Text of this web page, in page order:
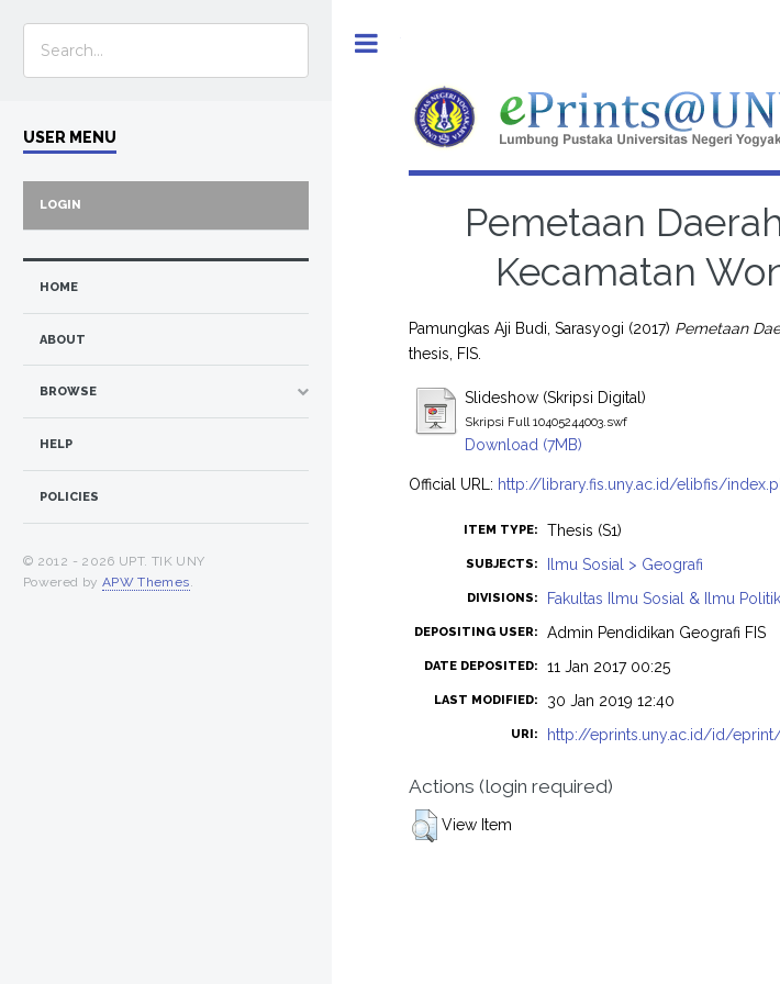
Pemetaan
Kecamatan
Pamungkas Aji Budi, Sarasyogi (2017) Pemetaan
thesis, FIS.
Slideshow (Skripsi Digital)
Skripsi Full 10405244003.swf
Download (7MB)
Official URL: http://library.fis.uny.ac.id/elibfis/
ITEM TYPE: Thesis (S1)
SUBJECTS: Ilmu Sosial > Geografi
DIVISIONS: Fakultas Ilmu Sosial & Ilmu
DEPOSITING USER: Admin Pendidikan Geografi FIS
DATE DEPOSITED: 11 Jan 2017 00:25
LAST MODIFIED: 30 Jan 2019 12:40
URI: http://eprints.uny.ac.id/id/eprint/
Actions (login required)
View Item
USER MENU
LOGIN
HOME
ABOUT
BROWSE
HELP
POLICIES
© 2012 - 2026 UPT. TIK UNY
Powered by APW Themes